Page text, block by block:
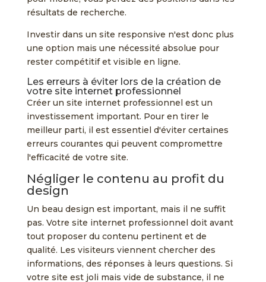
résultats de recherche.
Investir dans un site responsive n'est donc plus
une option mais une nécessité absolue pour
rester compétitif et visible en ligne.
Les erreurs à éviter lors de la création de
votre site internet professionnel
Créer un site internet professionnel est un
investissement important. Pour en tirer le
meilleur parti, il est essentiel d'éviter certaines
erreurs courantes qui peuvent compromettre
l'efficacité de votre site.
Négliger le contenu au profit du
design
Un beau design est important, mais il ne suffit
pas. Votre site internet professionnel doit avant
tout proposer du contenu pertinent et de
qualité. Les visiteurs viennent chercher des
informations, des réponses à leurs questions. Si
votre site est joli mais vide de substance, il ne